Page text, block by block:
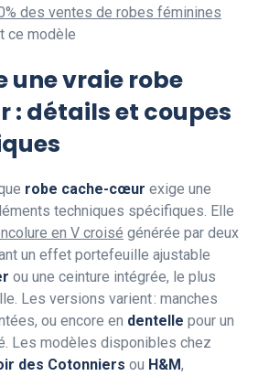
des ventes de robes féminines
ce modèle
une vraie robe
détails et coupes
robe cache-cœur exige une
techniques spécifiques. Elle
en V croisé générée par deux
un effet portefeuille ajustable
ou une ceinture intégrée, le plus
Les versions varient : manches
ou encore en dentelle pour un
Les modèles disponibles chez
des Cotonniers ou H&M,